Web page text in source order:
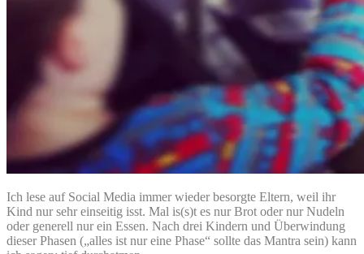
Ich lese auf Social Media immer wieder besorgte Eltern, weil ihr
Kind nur sehr einseitig isst. Mal is(s)t es nur Brot oder nur Nudeln
oder generell nur ein Essen. Nach drei Kindern und Überwindung
dieser Phasen („alles ist nur eine Phase“ sollte das Mantra sein) kann